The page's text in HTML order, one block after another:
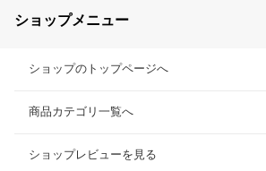
ショップメニュー
ショップのトップページへ
商品カテゴリ一覧へ
ショップレビューを見る